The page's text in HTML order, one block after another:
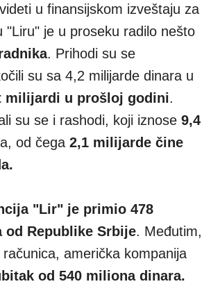
u finansijskom izveštaju za
"Liru" je u proseku radilo nešto
. Prihodi su se
su sa 4,2 milijarde dinara u
milijardi u prošloj godini.
su se i rashodi, koji iznose 9,4
od čega 2,1 milijarde čine
"Lir" je primio 478
od Republike Srbije. Međutim,
američka kompanija
od 540 miliona dinara.